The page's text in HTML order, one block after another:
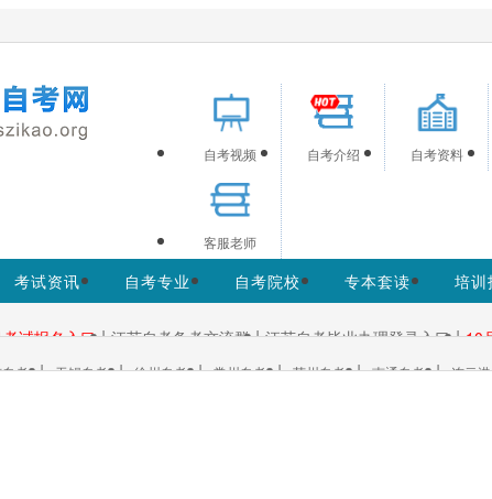
考网！江苏自考网为考生提供江苏自学考试信息服务，网站
为准。
自考视频 自考介绍 自考资料
客服老师
考试资讯 自考专业 自考院校 专本套读 培训
试报名入口 | 江苏自考备考交流群 | 江苏自考毕业办理登录入口 | 10
考 | 无锡自考 | 徐州自考 | 常州自考 | 苏州自考 | 南通自考 | 连云